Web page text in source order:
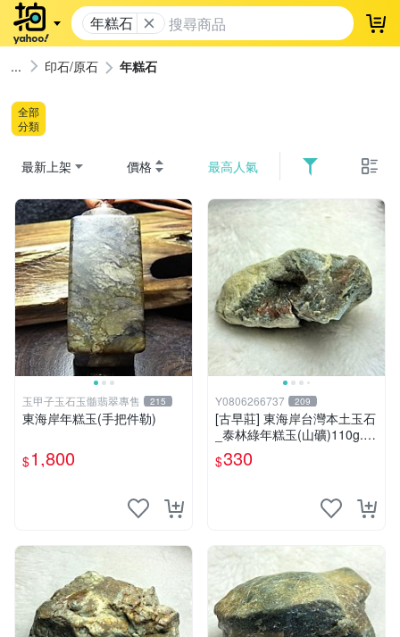
年糕石 登
印石/原石 年糕石
全部
分類
最新上架 價格 最高人氣
玉甲子玉石玉髓翡翠專售 215
東海岸年糕玉(手把件勒)
$1,800
Y0806266737 209
[古早莊] 東海岸台灣本土玉石
_泰林綠年糕玉(山礦)110g..Q
Q.溫潤.雕刻上選好料_綠006
$330